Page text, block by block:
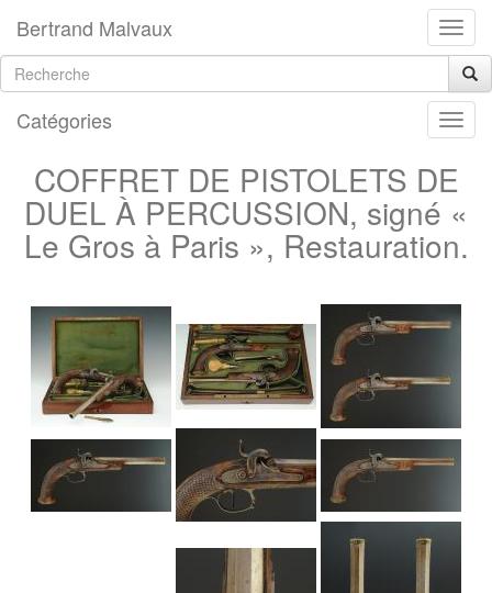
Bertrand Malvaux
Catégories
COFFRET DE PISTOLETS DE
DUEL À PERCUSSION, signé «
Le Gros à Paris », Restauration.